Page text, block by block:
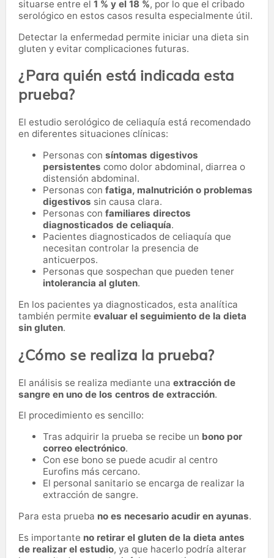
situarse entre el 1 % y el 18 %, por lo que el cribado
serológico en estos casos resulta especialmente útil.
Detectar la enfermedad permite iniciar una dieta sin
gluten y evitar complicaciones futuras.
¿Para quién está indicada esta
prueba?
El estudio serológico de celiaquía está recomendado
en diferentes situaciones clínicas:
Personas con síntomas digestivos
persistentes como dolor abdominal, diarrea o
distensión abdominal.
Personas con fatiga, malnutrición o problemas
digestivos sin causa clara.
Personas con familiares directos
diagnosticados de celiaquía.
Pacientes diagnosticados de celiaquía que
necesitan controlar la presencia de
anticuerpos.
Personas que sospechan que pueden tener
intolerancia al gluten.
En los pacientes ya diagnosticados, esta analítica
también permite evaluar el seguimiento de la dieta
sin gluten.
¿Cómo se realiza la prueba?
El análisis se realiza mediante una extracción de
sangre en uno de los centros de extracción.
El procedimiento es sencillo:
Tras adquirir la prueba se recibe un bono por
correo electrónico.
Con ese bono se puede acudir al centro
Eurofins más cercano.
El personal sanitario se encarga de realizar la
extracción de sangre.
Para esta prueba no es necesario acudir en ayunas.
Es importante no retirar el gluten de la dieta antes
de realizar el estudio, ya que hacerlo podría alterar